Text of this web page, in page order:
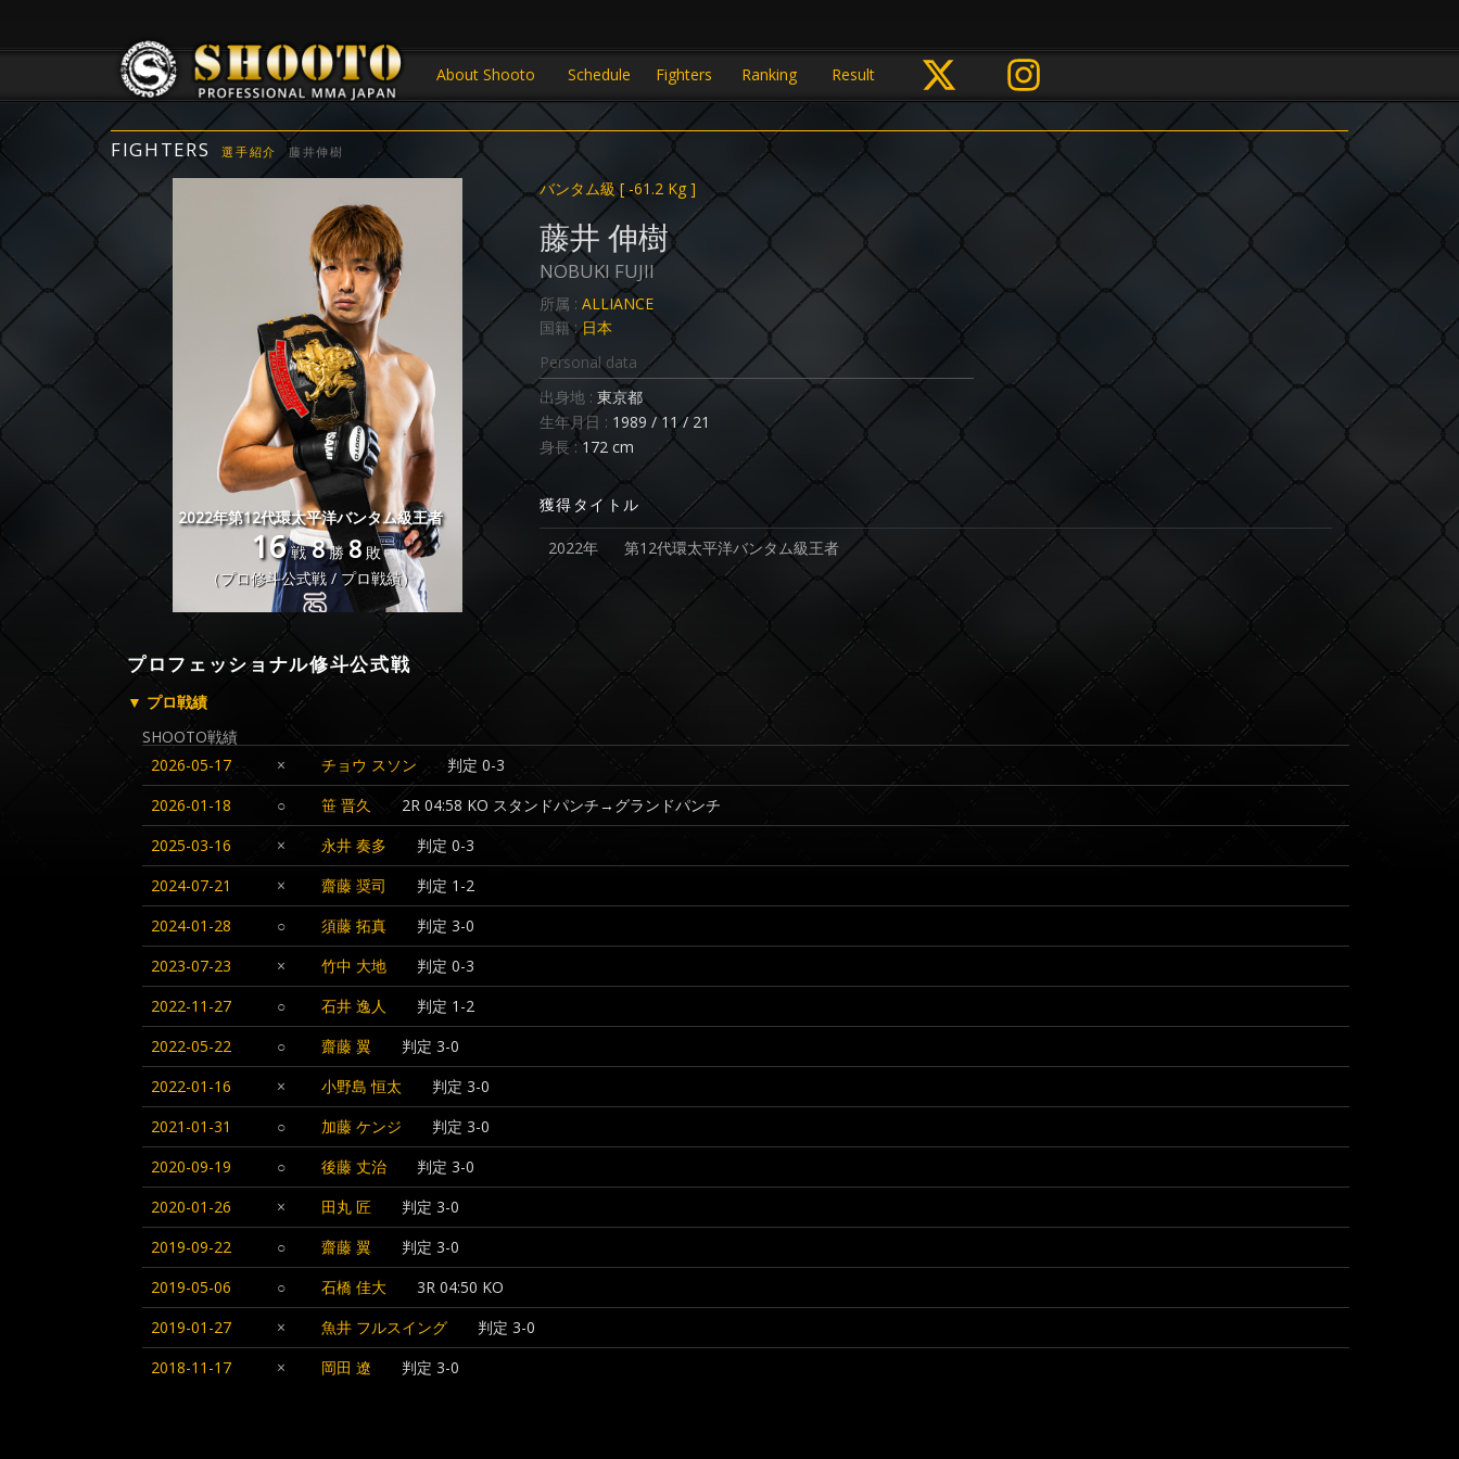
About Shooto Schedule Fighters Ranking Result
FIGHTERS 選手紹介 藤井伸樹
2022年第12代環太平洋バンタム級王者
16 戦 8 勝 8 敗
（プロ修斗公式戦 / プロ戦績）
バンタム級[ -61.2 Kg ]
藤井 伸樹
NOBUKI FUJII
所属 : ALLIANCE
国籍 :日本
Personal data
出身地 : 東京都
生年月日 : 1989 / 11 / 21
身長 : 172 cm
獲得タイトル
2022年 第12代環太平洋バンタム級王者
プロフェッショナル修斗公式戦
▼ プロ戦績
SHOOTO戦績
2026-05-17
× チョウ スソン
判定 0-3
2026-01-18
○ 笹 晋久
2R 04:58 KO スタンドパンチ→グランドパンチ
2025-03-16
× 永井 奏多
判定 0-3
2024-07-21
× 齋藤 奨司
判定 1-2
2024-01-28
○ 須藤 拓真
判定 3-0
2023-07-23
× 竹中 大地
判定 0-3
2022-11-27
○ 石井 逸人
判定 1-2
2022-05-22
○ 齋藤 翼
判定 3-0
2022-01-16
× 小野島 恒太
判定 3-0
2021-01-31
○ 加藤 ケンジ
判定 3-0
2020-09-19
○ 後藤 丈治
判定 3-0
2020-01-26
× 田丸 匠
判定 3-0
2019-09-22
○ 齋藤 翼
判定 3-0
2019-05-06
○ 石橋 佳大
3R 04:50 KO
2019-01-27
× 魚井 フルスイング
判定 3-0
2018-11-17
× 岡田 遼 判定 3-0